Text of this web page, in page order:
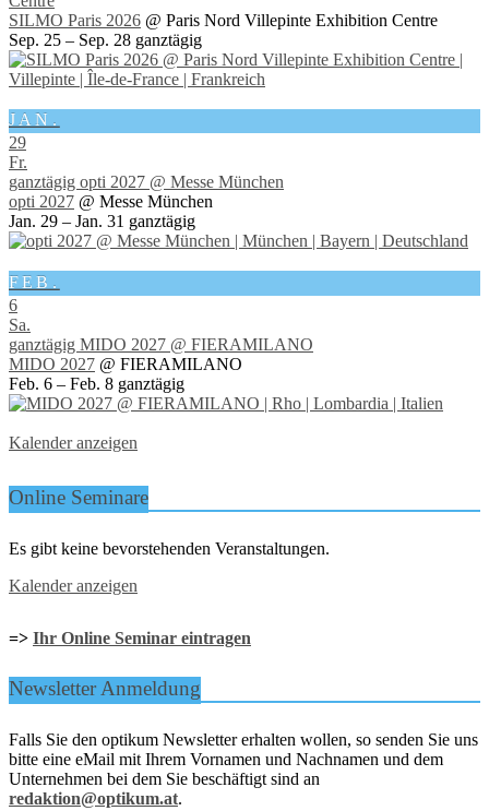
SILMO Paris 2026 @ Paris Nord Villepinte Exhibition Centre
Sep. 25 – Sep. 28 ganztägig
JAN.
29
Fr.
ganztägig opti 2027 @ Messe München
opti 2027 @ Messe München
Jan. 29 – Jan. 31 ganztägig
FEB.
6
Sa.
ganztägig MIDO 2027 @ FIERAMILANO
MIDO 2027 @ FIERAMILANO
Feb. 6 – Feb. 8 ganztägig
Kalender anzeigen
Online Seminare
Es gibt keine bevorstehenden Veranstaltungen.
Kalender anzeigen
=> Ihr Online Seminar eintragen
Newsletter Anmeldung
Falls Sie den optikum Newsletter erhalten wollen, so senden Sie uns
bitte eine eMail mit Ihrem Vornamen und Nachnamen und dem
Unternehmen bei dem Sie beschäftigt sind an
redaktion@optikum.at.